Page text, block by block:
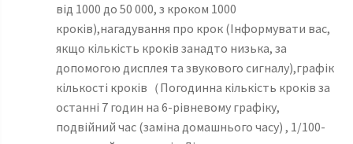
від 1000 до 50 000, з кроком 1000
кроків),нагадування про крок (Інформувати вас,
якщо кількість кроків занадто низька, за
допомогою дисплея та звукового сигналу),графік
кількості кроків（Погодинна кількість кроків за
останні 7 годин на 6-рівневому графіку,
подвійний час (заміна домашнього часу) , 1/100-